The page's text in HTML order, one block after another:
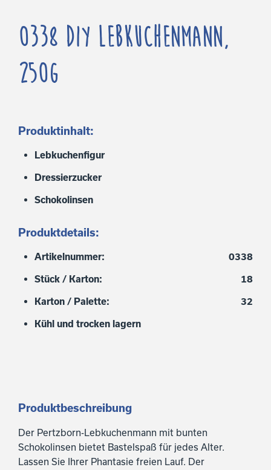
0338 DIY Lebkuchenmann,
250g
Produktinhalt:
Lebkuchenfigur
Dressierzucker
Schokolinsen
Produktdetails:
Artikelnummer: 0338
Stück / Karton: 18
Karton / Palette: 32
Kühl und trocken lagern
Produktbeschreibung
Der Pertzborn-Lebkuchenmann mit bunten
Schokolinsen bietet Bastelspaß für jedes Alter.
Lassen Sie Ihrer Phantasie freien Lauf. Der